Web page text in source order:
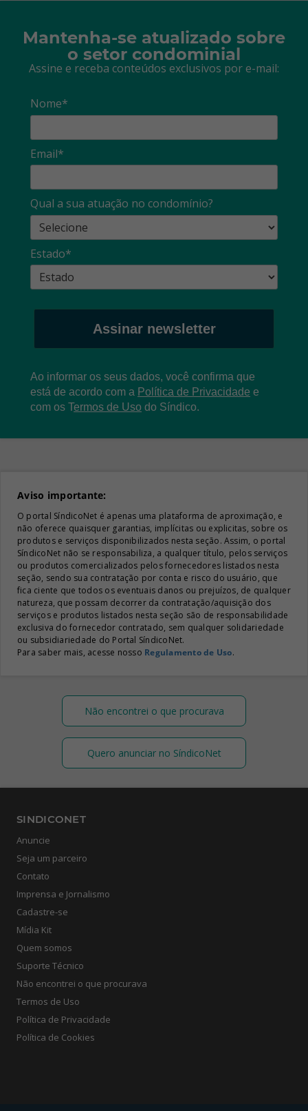
Mantenha-se atualizado sobre
o setor condominial
Assine e receba conteúdos exclusivos por e-mail:
Nome*
Email*
Qual a sua atuação no condomínio?
Estado*
Assinar newsletter
Ao informar os seus dados, você confirma que
está de acordo com a Política de Privacidade e
com os Termos de Uso do Síndico.
Aviso importante:
O portal SíndicoNet é apenas uma plataforma de aproximação, e
não oferece quaisquer garantias, implícitas ou explicitas, sobre os
produtos e serviços disponibilizados nesta seção. Assim, o portal
SíndicoNet não se responsabiliza, a qualquer título, pelos serviços
ou produtos comercializados pelos fornecedores listados nesta
seção, sendo sua contratação por conta e risco do usuário, que
fica ciente que todos os eventuais danos ou prejuízos, de qualquer
natureza, que possam decorrer da contratação/aquisição dos
serviços e produtos listados nesta seção são de responsabilidade
exclusiva do fornecedor contratado, sem qualquer solidariedade
ou subsidiariedade do Portal SíndicoNet.
Para saber mais, acesse nosso Regulamento de Uso.
Não encontrei o que procurava
Quero anunciar no SíndicoNet
SINDICONET
Anuncie
Seja um parceiro
Contato
Imprensa e Jornalismo
Cadastre-se
Mídia Kit
Quem somos
Suporte Técnico
Não encontrei o que procurava
Termos de Uso
Política de Privacidade
Política de Cookies